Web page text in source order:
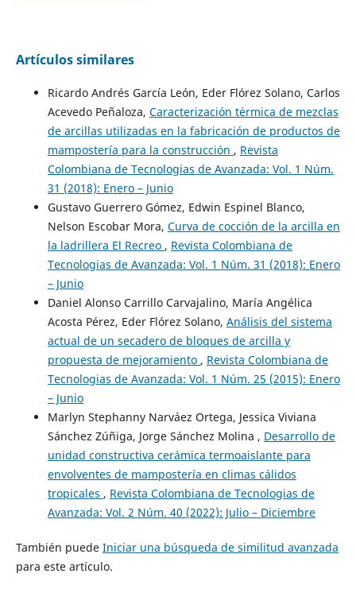
Artículos similares
Ricardo Andrés García León, Eder Flórez Solano, Carlos
Acevedo Peñaloza, Caracterización térmica de mezclas
de arcillas utilizadas en la fabricación de productos de
mampostería para la construcción , Revista
Colombiana de Tecnologias de Avanzada: Vol. 1 Núm.
31 (2018): Enero – Junio
Gustavo Guerrero Gómez, Edwin Espinel Blanco,
Nelson Escobar Mora, Curva de cocción de la arcilla en
la ladrillera El Recreo , Revista Colombiana de
Tecnologias de Avanzada: Vol. 1 Núm. 31 (2018): Enero
– Junio
Daniel Alonso Carrillo Carvajalino, María Angélica
Acosta Pérez, Eder Flórez Solano, Análisis del sistema
actual de un secadero de bloques de arcilla y
propuesta de mejoramiento , Revista Colombiana de
Tecnologias de Avanzada: Vol. 1 Núm. 25 (2015): Enero
– Junio
Marlyn Stephanny Narváez Ortega, Jessica Viviana
Sánchez Zúñiga, Jorge Sánchez Molina , Desarrollo de
unidad constructiva cerámica termoaislante para
envolventes de mampostería en climas cálidos
tropicales , Revista Colombiana de Tecnologias de
Avanzada: Vol. 2 Núm. 40 (2022): Julio – Diciembre
También puede Iniciar una búsqueda de similitud avanzada
para este artículo.